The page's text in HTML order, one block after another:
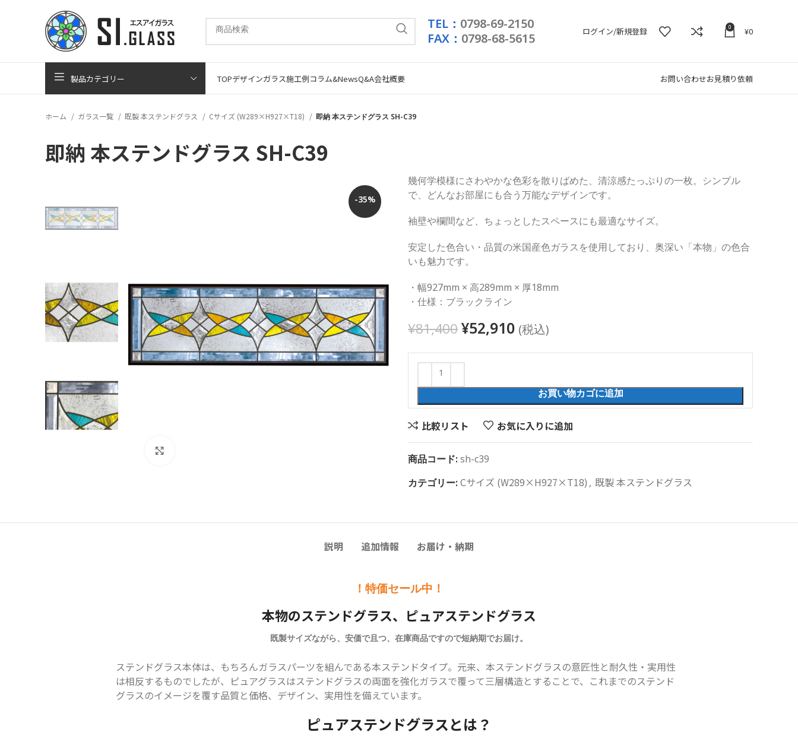
TEL： 0798-69-2150
FAX： 0798-68-5615 ログイン/新規登録 0 ¥0
製品カテゴリー TOPデザインガラス施工例コラム&NewsQ&A会社概要 お問い合わせお見積り依頼
ホーム ガラス一覧 既製 本ステンドグラス Cサイズ (W289×H927×T18) 即納 本ステンドグラス SH-C39
即納 本ステンドグラス SH-C39
-35%
幾何学模様にさわやかな色彩を散りばめた、清涼感たっぷりの一枚。シンプル
で、どんなお部屋にも合う万能なデザインです。
袖壁や欄間など、ちょっとしたスペースにも最適なサイズ。
安定した色合い・品質の米国産色ガラスを使用しており、奥深い「本物」の色合
いも魅力です。
・幅927mm × 高289mm × 厚18mm
・仕様：ブラックライン
¥81,400¥52,910(税込)
お買い物カゴに追加
比較リスト お気に入りに追加
商品コード:sh-c39
カテゴリー: Cサイズ (W289×H927×T18), 既製 本ステンドグラス
説明 追加情報 お届け・納期
！特価セール中！
本物のステンドグラス、ピュアステンドグラス
既製サイズながら、安価で且つ、在庫商品ですので短納期でお届け。
ステンドグラス本体は、もちろんガラスパーツを組んである本ステンドタイプ。元来、本ステンドグラスの意匠性と耐久性・実用性
は相反するものでしたが、ピュアグラスはステンドグラスの両面を強化ガラスで覆って三層構造とすることで、これまでのステンド
グラスのイメージを覆す品質と価格、デザイン、実用性を備えています。
ピュアステンドグラスとは？